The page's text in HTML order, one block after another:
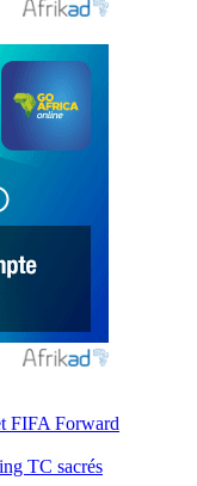
FIFA Forward
TC sacrés